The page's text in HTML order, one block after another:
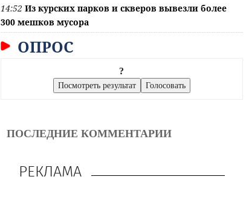
14:52 Из курских парков и скверов вывезли более
300 мешков мусора
ОПРОС
?
ПОСЛЕДНИЕ КОММЕНТАРИИ
РЕКЛАМА